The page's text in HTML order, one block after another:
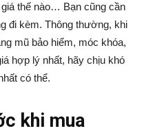
thế nào… Bạn cũng cần
đi kèm. Thông thường, khi
mũ bảo hiểm, móc khóa,
hợp lý nhất, hãy chịu khó
có thể.
khi mua